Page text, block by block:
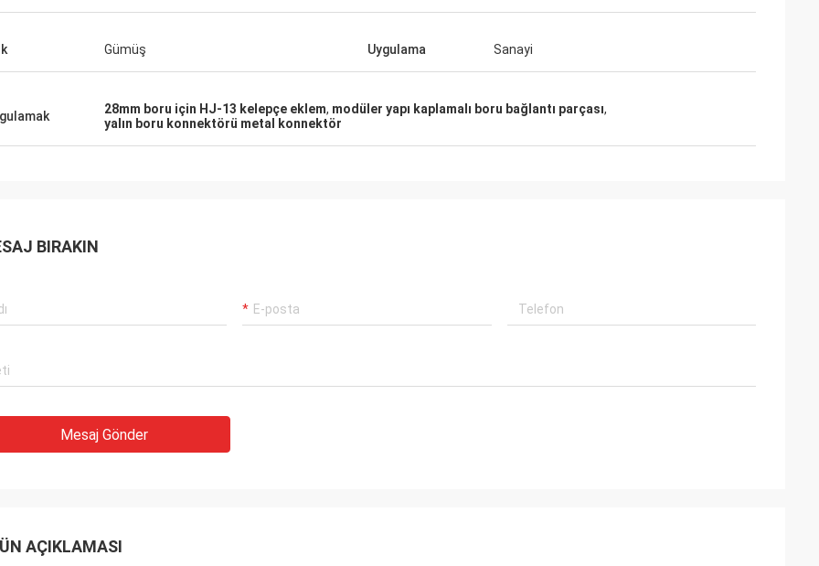
Gümüş Uygulama Sanayi
28mm boru için HJ-13 kelepçe eklem, modüler yapı kaplamalı boru bağlantı parçası,
yalın boru konnektörü metal konnektör
BIRAKIN
Mesaj Gönder
AÇIKLAMASI